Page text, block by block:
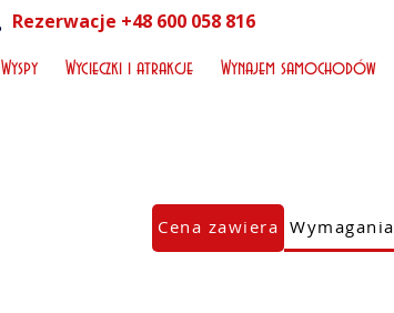
Rezerwacje +48 600 058 816
Wyspy Wycieczki i atrakcje Wynajem samochodów
Cena zawiera Wymagania